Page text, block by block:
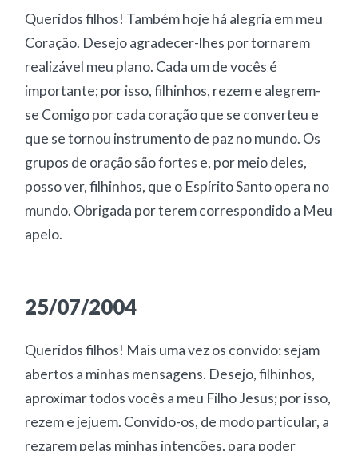
Queridos filhos! Também hoje há alegria em meu
Coração. Desejo agradecer-lhes por tornarem
realizável meu plano. Cada um de vocês é
importante; por isso, filhinhos, rezem e alegrem-
se Comigo por cada coração que se converteu e
que se tornou instrumento de paz no mundo. Os
grupos de oração são fortes e, por meio deles,
posso ver, filhinhos, que o Espírito Santo opera no
mundo. Obrigada por terem correspondido a Meu
apelo.
25/07/2004
Queridos filhos! Mais uma vez os convido: sejam
abertos a minhas mensagens. Desejo, filhinhos,
aproximar todos vocês a meu Filho Jesus; por isso,
rezem e jejuem. Convido-os, de modo particular, a
rezarem pelas minhas intenções, para poder